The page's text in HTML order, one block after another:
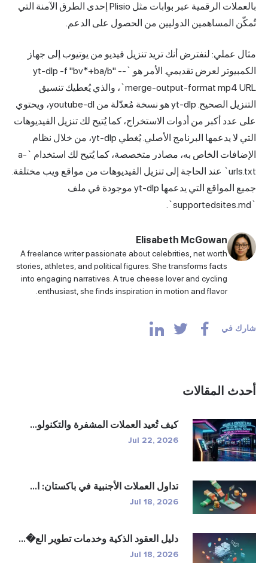
بالعملات الرقمية عبر بوابات مثل Plisio إحدى الطرق الآمنة التي
تُمكّن المساهمين الدوليين من الحصول على الدعم.
مثال عملي: لنفترض أنك تريد تنزيل فيديو من يوتيوب إلى جهاز
الكمبيوتر لعرض تقديمي. الأمر هو `yt-dlp -f "bv*+ba/b" --
merge-output-format mp4 URL`، والذي يُعطيك تنسيق
التنزيل الصحيح. yt-dlp هو نسخة مُعدّلة من youtube-dl، ويحتوي
على عدد أكبر من أدوات الاستخراج، كما يُتيح لك تنزيل الفيديوهات
التي لا يدعمها البرنامج الأصلي. يُغطي yt-dlp، من خلال نظام
الإضافات الخاص به، مصادر متخصصة، كما يُتيح لك استخدام `-a
urls.txt` عند الحاجة إلى تنزيل الفيديوهات من مواقع ويب مختلفة.
جميع المواقع التي يدعمها yt-dlp موجودة في ملف
`supportedsites.md`.
Elisabeth McGowan
A freelance writer passionate about celebrities, net worth
stories, athletes, and political figures. She transforms facts
into engaging narratives. A true cheese lover and cycling
enthusiast, she finds inspiration in motion and flavor.
شارك في
أحدث المقالات
كيف تُعيد العملات المشفرة والتكنولو...
Jul 22, 2026
تداول العملات الأجنبية في باكستان: ا...
Jul 18, 2026
دليل العقود الذكية وخدمات تطوير الع�...
Jul 18, 2026